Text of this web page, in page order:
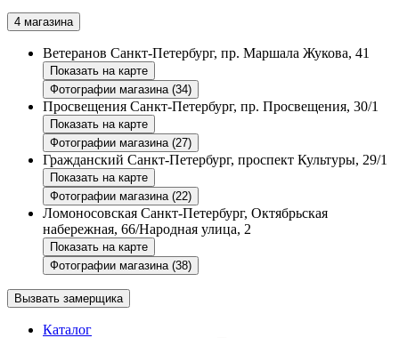
4 магазина
Ветеранов Санкт-Петербург, пр. Маршала Жукова, 41
Показать на карте
Фотографии магазина (34)
Просвещения Санкт-Петербург, пр. Просвещения, 30/1
Показать на карте
Фотографии магазина (27)
Гражданский Санкт-Петербург, проспект Культуры, 29/1
Показать на карте
Фотографии магазина (22)
Ломоносовская Санкт-Петербург, Октябрьская
набережная, 66/Народная улица, 2
Показать на карте
Фотографии магазина (38)
Вызвать замерщика
Каталог